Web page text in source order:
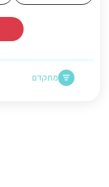
מתקדם